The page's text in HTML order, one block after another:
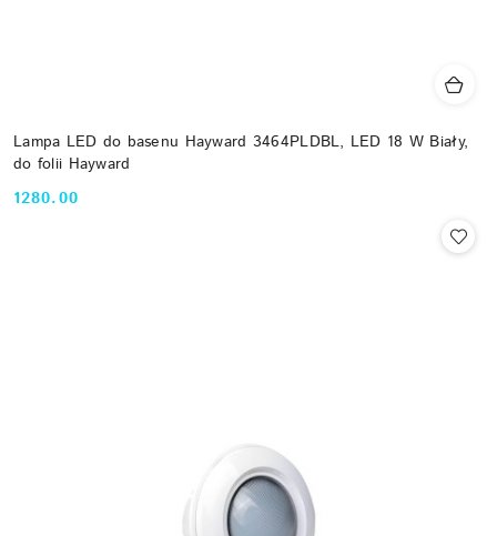
Lampa LED do basenu Hayward 3464PLDBL, LED 18 W Biały,
do folii Hayward
Cena:
1280.00